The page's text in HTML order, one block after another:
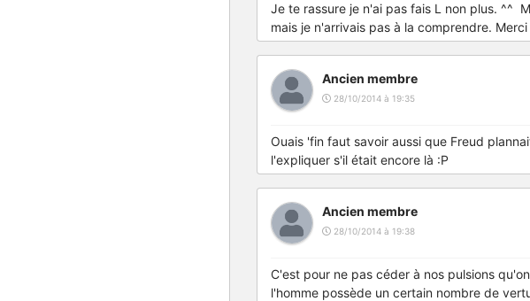
Je te rassure je n'ai pas fais L non plus. ^^
mais je n'arrivais pas à la comprendre.
Ancien membre
28/10/2014 à 19:35
Ouais 'fin faut savoir aussi que Freud
l'expliquer s'il était encore là :P
Ancien membre
28/10/2014 à 19:38
C'est pour ne pas céder à nos pulsions
l'homme possède un certain nombre de